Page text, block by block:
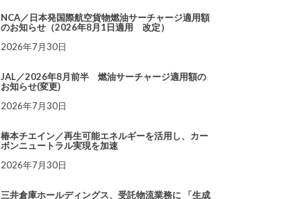
NCA／日本発国際航空貨物燃油サーチャージ適用額
のお知らせ（2026年8月1日適用 改定）
2026年7月30日
JAL／2026年8月前半 燃油サーチャージ適用額の
お知らせ(変更)
2026年7月30日
椿本チエイン／再生可能エネルギーを活用し、カー
ボンニュートラル実現を加速
2026年7月30日
三井倉庫ホールディングス、受託物流業務に 「生成